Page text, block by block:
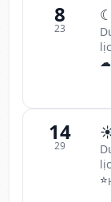
8
23
☾
☁
14
29
⭐